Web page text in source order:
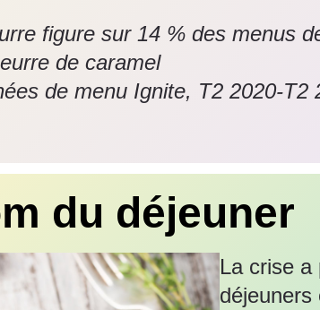
figure sur 14 % des menus
de caramel
de menu Ignite, T2 2020-T2
du déjeuner
La crise a
déjeuners